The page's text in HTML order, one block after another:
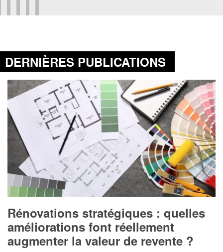
DERNIÈRES PUBLICATIONS
Rénovations stratégiques : quelles
améliorations font réellement
augmenter la valeur de revente ?